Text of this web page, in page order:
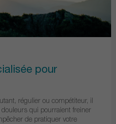
pour
régulier ou compétiteur, il
qui pourraient freiner
de pratiquer votre